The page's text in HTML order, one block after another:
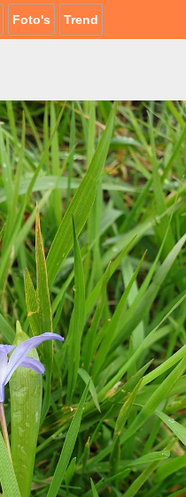
Foto's Trend